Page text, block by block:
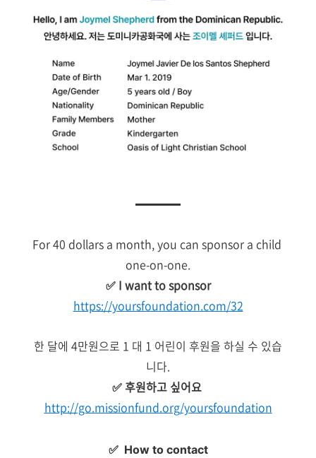
For 40 dollars a month, you can sponsor a child
one-on-one.
✅ I want to sponsor
https://yoursfoundation.com/32
한 달에 4만원으로 1 대 1 어린이 후원을 하실 수 있습
니다.
✅ 후원하고 싶어요
http://go.missionfund.org/yoursfoundation
✅ How to contact